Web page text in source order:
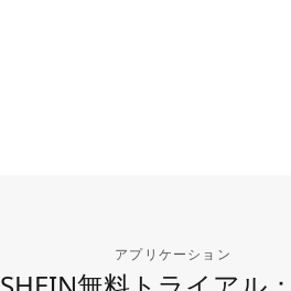
アプリケーション